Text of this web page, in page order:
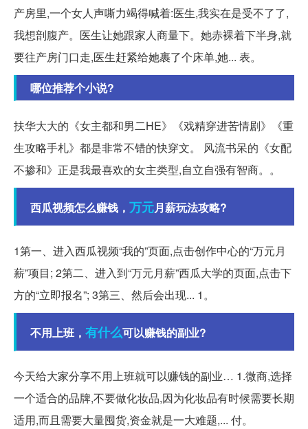
产房里,一个女人声嘶力竭得喊着:医生,我实在是受不了了,
我想剖腹产。医生让她跟家人商量下。她赤裸着下半身,就
要往产房门口走,医生赶紧给她裹了个床单,她... 表。
哪位推荐个小说?
扶华大大的《女主都和男二HE》《戏精穿进苦情剧》《重
生攻略手札》都是非常不错的快穿文。 风流书呆的《女配
不掺和》正是我最喜欢的女主类型,自立自强有智商。。
西瓜视频怎么赚钱， 万元月薪玩法攻略?
1第一、进入西瓜视频“我的”页面,点击创作中心的“万元月
薪”项目; 2第二、进入到“万元月薪”西瓜大学的页面,点击下
方的“立即报名”; 3第三、然后会出现... 1。
不用上班， 有什么可以赚钱的副业?
今天给大家分享不用上班就可以赚钱的副业… 1.微商,选择
一个适合的品牌,不要做化妆品,因为化妆品有时候需要长期
适用,而且需要大量囤货,资金就是一大难题,... 付。